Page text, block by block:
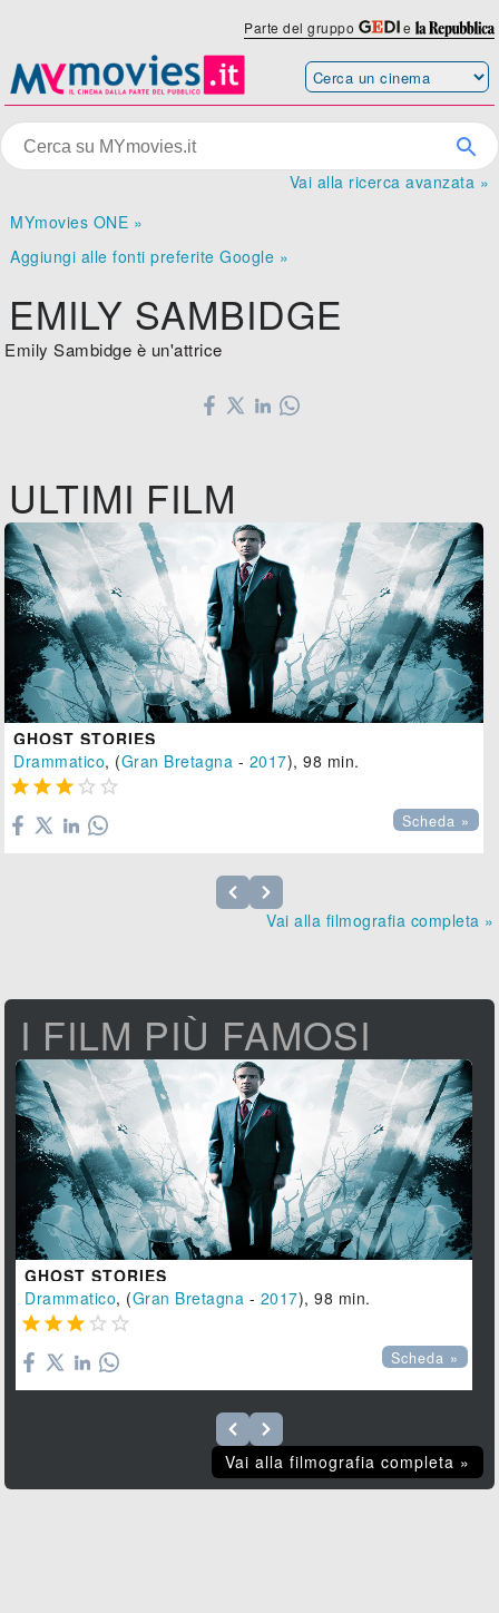
Parte del gruppo e
Vai alla ricerca avanzata »
MYmovies ONE »
Aggiungi alle fonti preferite Google »
EMILY SAMBIDGE
Emily Sambidge è un'attrice
ULTIMI FILM
GHOST STORIES
Drammatico, (Gran Bretagna - 2017), 98 min.
    
Scheda »
Vai alla filmografia completa »
I FILM PIÙ FAMOSI
GHOST STORIES
Drammatico, (Gran Bretagna - 2017), 98 min.
    
Scheda »
Vai alla filmografia completa »